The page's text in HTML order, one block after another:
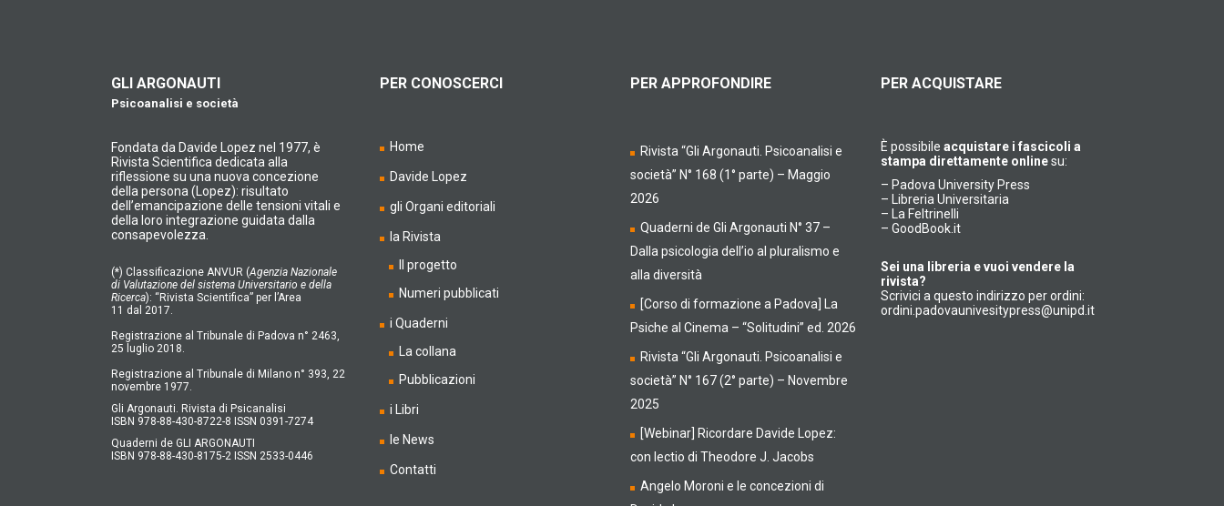
GLI ARGONAUTI
Psicoanalisi e società
Fondata da Davide Lopez nel 1977, è
Rivista Scientifica dedicata alla
riflessione su una nuova concezione
della persona (Lopez): risultato
dell’emancipazione delle tensioni vitali e
della loro integrazione guidata dalla
consapevolezza.
(*) Classificazione ANVUR (Agenzia Nazionale
di Valutazione del sistema Universitario e della
Ricerca): “Rivista Scientifica” per l’Area
11 dal 2017.
Registrazione al Tribunale di Padova n° 2463,
25 luglio 2018.
Registrazione al Tribunale di Milano n° 393, 22
novembre 1977.
Gli Argonauti. Rivista di Psicanalisi
ISBN 978-88-430-8722-8 ISSN 0391-7274
Quaderni de GLI ARGONAUTI
ISBN 978-88-430-8175-2 ISSN 2533-0446
PER CONOSCERCI
Home
Davide Lopez
gli Organi editoriali
la Rivista
Il progetto
Numeri pubblicati
i Quaderni
La collana
Pubblicazioni
i Libri
le News
Contatti
PER APPROFONDIRE
Rivista “Gli Argonauti. Psicoanalisi e
società” N° 168 (1° parte) – Maggio
2026
Quaderni de Gli Argonauti N° 37 –
Dalla psicologia dell’io al pluralismo e
alla diversità
[Corso di formazione a Padova] La
Psiche al Cinema – “Solitudini” ed. 2026
Rivista “Gli Argonauti. Psicoanalisi e
società” N° 167 (2° parte) – Novembre
2025
[Webinar] Ricordare Davide Lopez:
con lectio di Theodore J. Jacobs
Angelo Moroni e le concezioni di
PER ACQUISTARE
È possibile acquistare i fascicoli a
stampa direttamente onlinesu:
– Padova University Press
– Libreria Universitaria
– La Feltrinelli
– GoodBook.it
Sei una libreria e vuoi vendere la
rivista?
Scrivici a questo indirizzo per ordini:
ordini.padovaunivesitypress@unipd.it